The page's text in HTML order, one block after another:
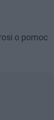
o pomoc